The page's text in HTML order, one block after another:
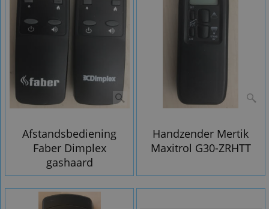
Afstandsbediening
Faber Dimplex
gashaard
Handzender Mertik
Maxitrol G30-ZRHTT